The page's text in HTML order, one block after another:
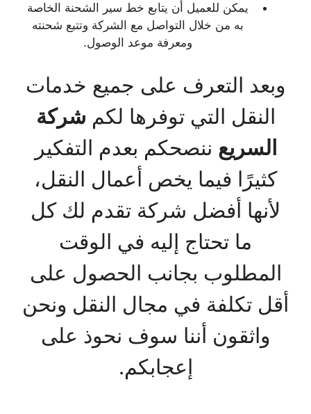
يمكن للعميل أن يتابع خط سير الشحنة الخاصة
به من خلال التواصل مع الشركة وتتبع شحنته
ومعرفة موعد الوصول.
وبعد التعرف على جميع خدمات
النقل التي توفرها لكم شركة
السريع ننصحكم بعدم التفكير
كثيرًا فيما يخص أعمال النقل،
لأنها أفضل شركة تقدم لك كل
ما تحتاج إليه في الوقت
المطلوب بجانب الحصول على
أقل تكلفة في مجال النقل ونحن
واثقون أننا سوف نحوذ على
إعجابكم.